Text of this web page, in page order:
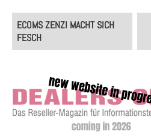
Post
navigation
ECOMS ZENZI MACHT SICH
FESCH